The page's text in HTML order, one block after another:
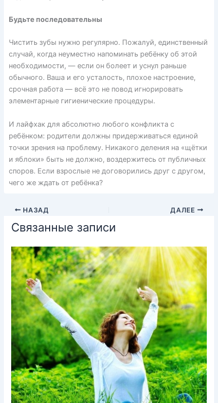
Будьте последовательны
Чистить зубы нужно регулярно. Пожалуй, единственный
случай, когда неуместно напоминать ребёнку об этой
необходимости, — если он болеет и уснул раньше
обычного. Ваша и его усталость, плохое настроение,
срочная работа — всё это не повод игнорировать
элементарные гигиенические процедуры.
И лайфхак для абсолютно любого конфликта с
ребёнком: родители должны придерживаться единой
точки зрения на проблему. Никакого деления на «щётки
и яблоки» быть не должно, воздержитесь от публичных
споров. Если взрослые не договорились друг с другом,
чего же ждать от ребёнка?
НАЗАД ДАЛЕЕ
Связанные записи